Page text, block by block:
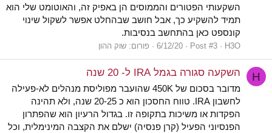
השקעותי הפטורים והממוסים הן באפיק זה, והאוטומט שלי הוא
תמיד להשקיע כך, אבל חושב שבהחלט אפשר לשקול שינוי
קונספט כאן בהתחשב בנסיבות.
H3O
Post #3
6/12/20 פורום: שוק ההון
H השקעה סגורה בגמל IRA ל- 20 שנה
מדובר בסכום של 450K שהועבר מפוליסת מנהלים לא-פעילה
לחשבון IRA. טווח החסכון הוא כ 20-25 שנה, ולא תהינה
הפקדות או משיכות בתקופה זו. בגדול הרעיון הוא שהפתרון
הפנסיוני הפעיל (קרן פנסיה) ישלם את הקצבה המינימלית, וכל